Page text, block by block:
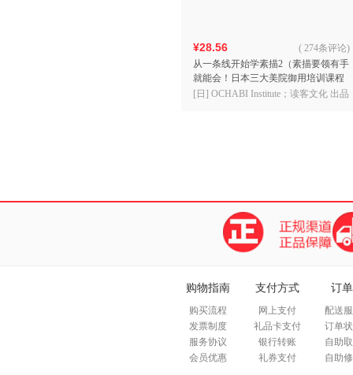
¥28.56
从一条线开始学素描2（素描要领有手
就能会！日本三大美院御用培训课程
进阶篇。从平面到立体，从光影到色
( 274条评论)
[日] OCHABI Institute；读客文化 出品
购物指南
购买流程
发票制度
服务协议
会员优惠
支付方式
网上支付
礼品卡支付
银行转账
礼券支付
订
配送
订单
自助
自助